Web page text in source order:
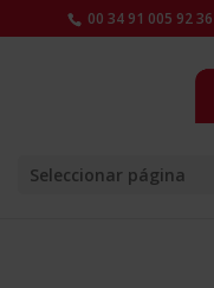
00 34 91 005 92 36
Seleccionar página